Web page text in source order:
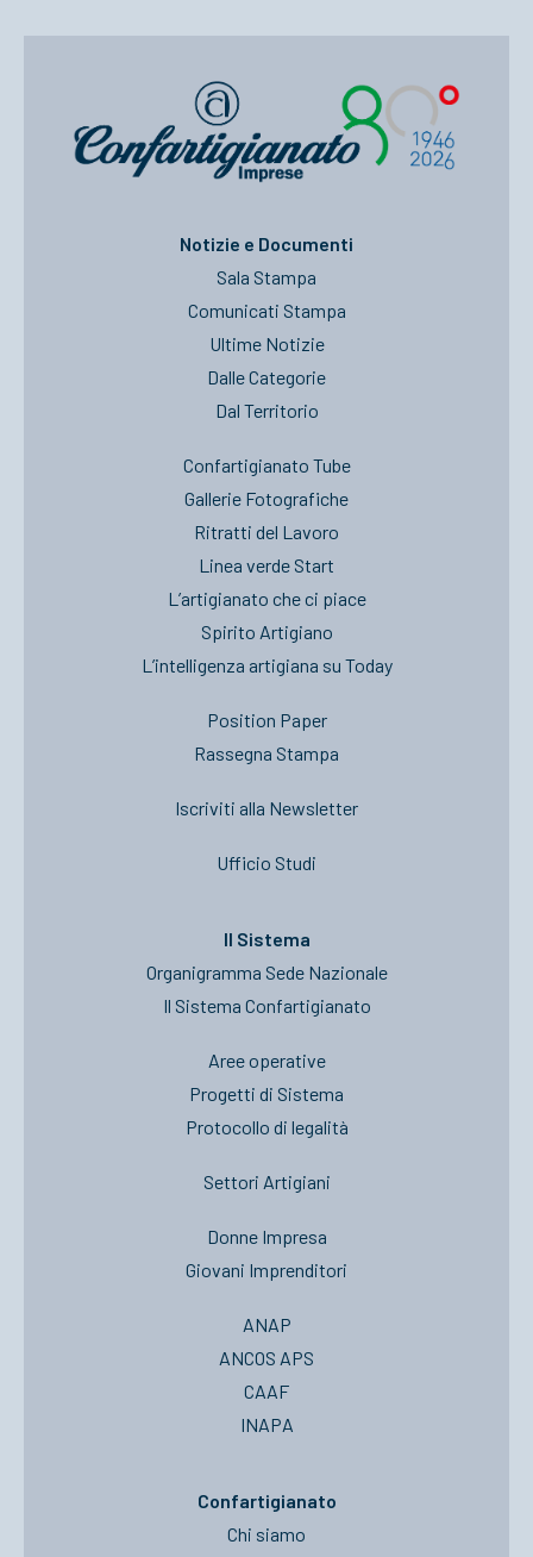
Notizie e Documenti
Sala Stampa
Comunicati Stampa
Ultime Notizie
Dalle Categorie
Dal Territorio
Confartigianato Tube
Gallerie Fotografiche
Ritratti del Lavoro
Linea verde Start
L’artigianato che ci piace
Spirito Artigiano
L’intelligenza artigiana su Today
Position Paper
Rassegna Stampa
Iscriviti alla Newsletter
Ufficio Studi
Il Sistema
Organigramma Sede Nazionale
Il Sistema Confartigianato
Aree operative
Progetti di Sistema
Protocollo di legalità
Settori Artigiani
Donne Impresa
Giovani Imprenditori
ANAP
ANCOS APS
CAAF
INAPA
Confartigianato
Chi siamo